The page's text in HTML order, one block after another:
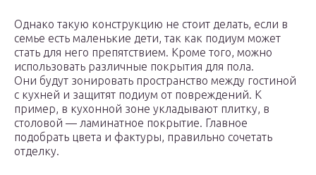
Однако такую конструкцию не стоит делать, если в
семье есть маленькие дети, так как подиум может
стать для него препятствием. Кроме того, можно
использовать различные покрытия для пола.
Они будут зонировать пространство между гостиной
с кухней и защитят подиум от повреждений. К
пример, в кухонной зоне укладывают плитку, в
столовой — ламинатное покрытие. Главное
подобрать цвета и фактуры, правильно сочетать
отделку.